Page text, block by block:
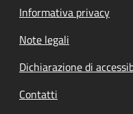
Informativa privacy
Note legali
Dichiarazione di
Contatti